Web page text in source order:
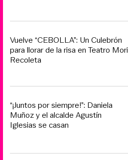
Vuelve “CEBOLLA”: Un Culebrón
para llorar de la risa en Teatro Mori
Recoleta
“¡Juntos por siempre!”: Daniela
Muñoz y el alcalde Agustín
Iglesias se casan